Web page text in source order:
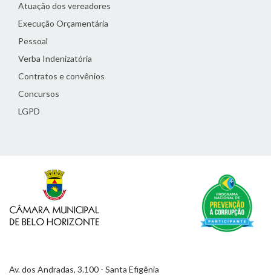
Atuação dos vereadores
Execução Orçamentária
Pessoal
Verba Indenizatória
Contratos e convênios
Concursos
LGPD
Av. dos Andradas, 3.100 - Santa Efigênia